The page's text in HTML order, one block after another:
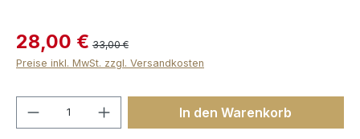
28,00 € 33,00 €
Preise inkl. MwSt. zzgl. Versandkosten
Produkt Anzahl: Gib denIn den Warenkorb